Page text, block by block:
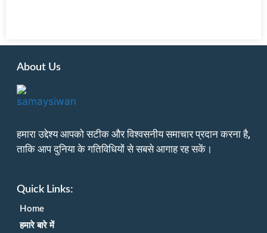
About Us
हमारा उद्देश्य आपको सटीक और विश्वसनीय समाचार प्रदान करना है,
ताकि आप दुनिया के गतिविधियों से सबसे आगाह रह सकें।
Quick Links:
Home
हमारे बारे में